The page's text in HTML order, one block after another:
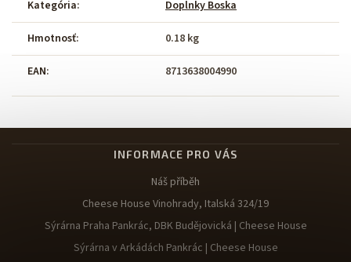
Kategória: Doplnky Boska
Hmotnosť: 0.18 kg
EAN: 8713638004990
INFORMACE PRO VÁS
Náš příběh
Cheese House Vinohrady, Italská 324/19
Sýrárna Praha Pankrác, DBK Budějovická | Cheese House
Sýrárna v Arkádách Pankrác | Cheese House